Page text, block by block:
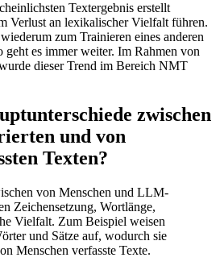
Textergebnis erstellt
Verlust an lexikalischer Vielfalt führen.
zum Trainieren eines anderen
es immer weiter. Im Rahmen von
dieser Trend im Bereich NMT
zwischen
und von
Texten?
von Menschen und LLM-
Zeichensetzung, Wortlänge,
Vielfalt. Zum Beispiel weisen
und Sätze auf, wodurch sie
Menschen verfasste Texte.